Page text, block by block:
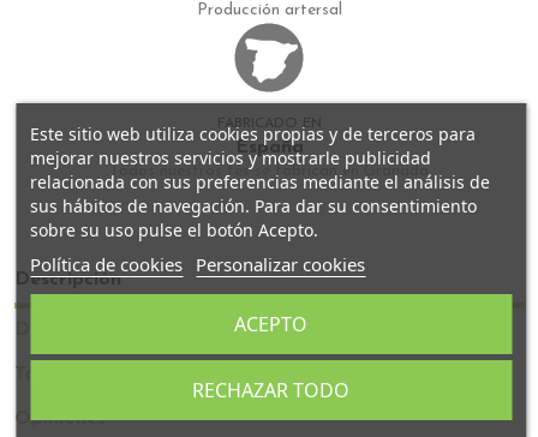
Producción artersal
FABRICADO EN
España
Todos nuestros tés se fabrican en Granada
Descripción
También podría gustarte
Opiniones
Este sitio web utiliza cookies propias y de terceros para
mejorar nuestros servicios y mostrarle publicidad
relacionada con sus preferencias mediante el análisis de
sus hábitos de navegación. Para dar su consentimiento
sobre su uso pulse el botón Acepto.
Política de cookies Personalizar cookies
RECHAZAR TODO
ACEPTO